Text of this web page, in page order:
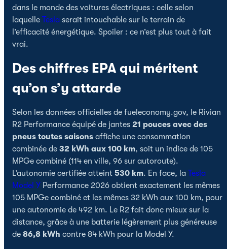
dans le monde des voitures électriques : celle selon
laquelle Tesla serait intouchable sur le terrain de
l’efficacité énergétique. Spoiler : ce n’est plus tout à fait
vrai.
Des chiffres EPA qui méritent
qu’on s’y attarde
Selon les données officielles de fueleconomy.gov, le Rivian
R2 Performance équipé de jantes 21 pouces avec des
pneus toutes saisons affiche une consommation
combinée de 32 kWh aux 100 km, soit un indice de 105
MPGe combiné (114 en ville, 96 sur autoroute).
L’autonomie certifiée atteint 530 km. En face, la Tesla
Model Y Performance 2026 obtient exactement les mêmes
105 MPGe combiné et les mêmes 32 kWh aux 100 km, pour
une autonomie de 492 km. Le R2 fait donc mieux sur la
distance, grâce à une batterie légèrement plus généreuse
de 86,8 kWh contre 84 kWh pour la Model Y.